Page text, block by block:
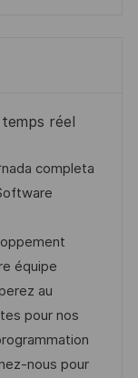
réel
completa
équipe
au
pour nos
nous pour